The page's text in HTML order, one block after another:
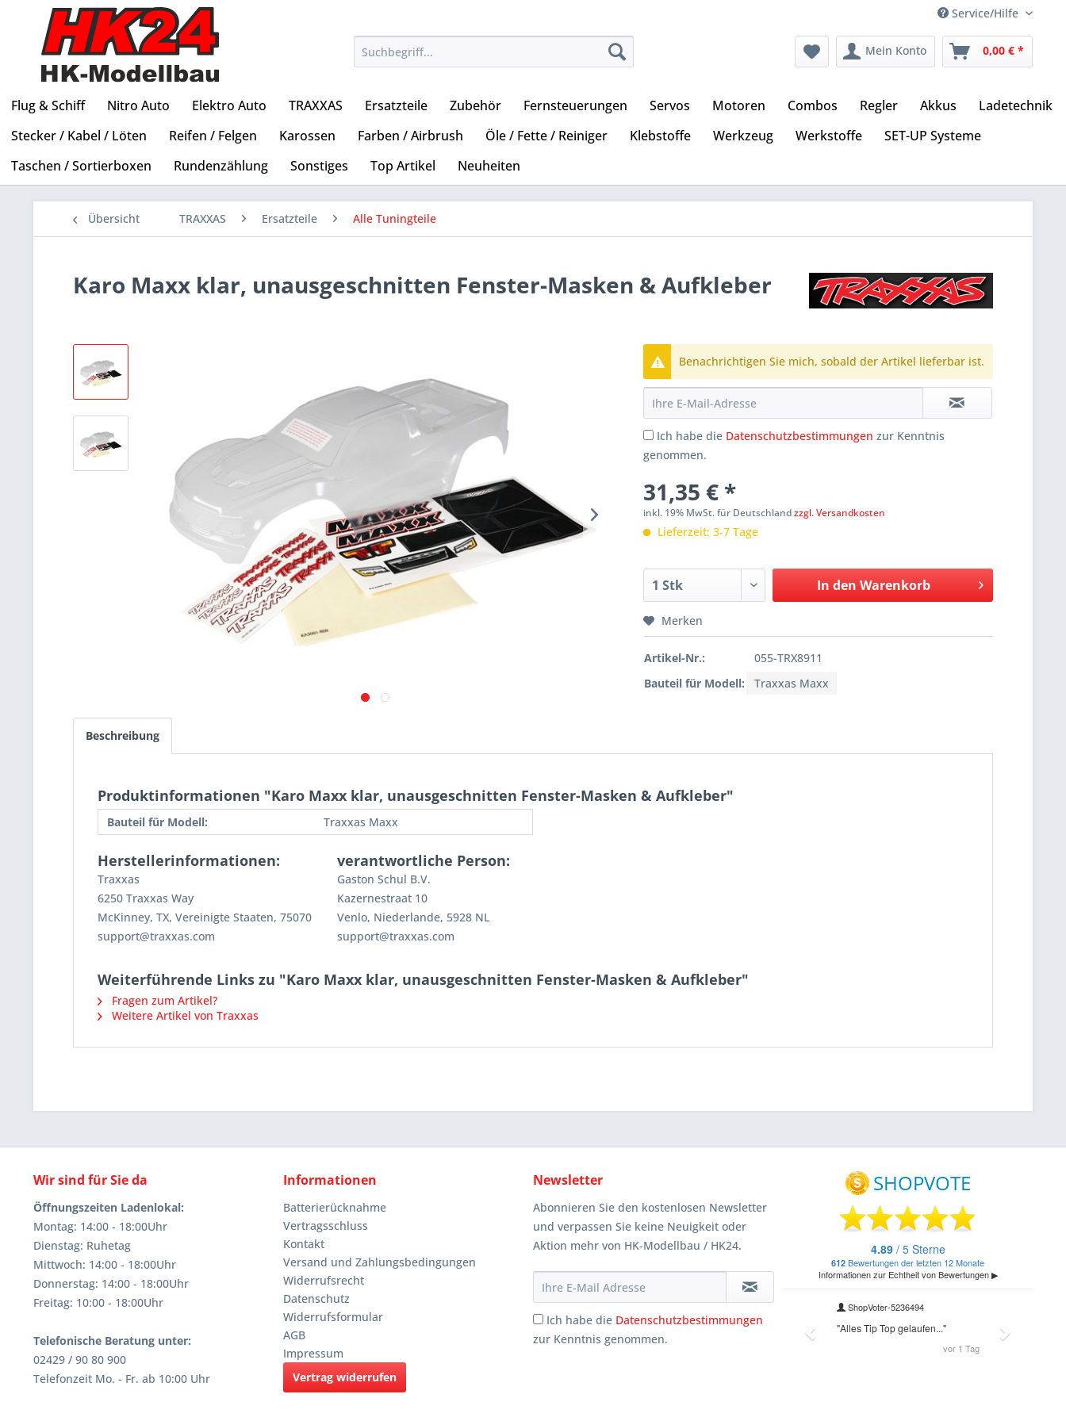
Service/Hilfe
Mein Konto 0,00 € *
Flug & Schiff Nitro Auto Elektro Auto TRAXXAS Ersatzteile Zubehör Fernsteuerungen Servos Motoren Combos Regler Akkus
Ladetechnik
Stecker / Kabel / Löten
Reifen / Felgen Karossen Farben / Airbrush Öle / Fette / Reiniger Klebstoffe Werkzeug Werkstoffe
SET-UP Systeme
Taschen / Sortierboxen
Rundenzählung Sonstiges Top Artikel Neuheiten
Übersicht TRAXXAS Ersatzteile Alle Tuningteile
Karo Maxx klar, unausgeschnitten Fenster-Masken & Aufkleber
Benachrichtigen Sie mich, sobald der Artikel lieferbar ist.
Ich habe die Datenschutzbestimmungen zur Kenntnis
genommen.
31,35 € *
inkl. 19% MwSt. für Deutschlandzzgl. Versandkosten
Lieferzeit: 3-7 Tage
In den Warenkorb
Merken
Artikel-Nr.:
055-TRX8911
Bauteil für Modell:
Traxxas Maxx
Beschreibung
Produktinformationen "Karo Maxx klar, unausgeschnitten Fenster-Masken & Aufkleber"
Bauteil für Modell: Traxxas Maxx
Herstellerinformationen:
Traxxas
6250 Traxxas Way
McKinney, TX, Vereinigte Staaten, 75070
support@traxxas.com
verantwortliche Person:
Gaston Schul B.V.
Kazernestraat 10
Venlo, Niederlande, 5928 NL
support@traxxas.com
Weiterführende Links zu "Karo Maxx klar, unausgeschnitten Fenster-Masken & Aufkleber"
Fragen zum Artikel?
Weitere Artikel von Traxxas
Wir sind für Sie da
Öffnungszeiten Ladenlokal:
Montag: 14:00 - 18:00Uhr
Dienstag: Ruhetag
Mittwoch: 14:00 - 18:00Uhr
Donnerstag: 14:00 - 18:00Uhr
Freitag: 10:00 - 18:00Uhr
Telefonische Beratung unter:
02429 / 90 80 900
Telefonzeit Mo. - Fr. ab 10:00 Uhr
Informationen
Batterierücknahme
Vertragsschluss
Kontakt
Versand und Zahlungsbedingungen
Widerrufsrecht
Datenschutz
Widerrufsformular
AGB
Impressum
Vertrag widerrufen
Newsletter
Abonnieren Sie den kostenlosen Newsletter
und verpassen Sie keine Neuigkeit oder
Aktion mehr von HK-Modellbau / HK24.
Ich habe die Datenschutzbestimmungen
zur Kenntnis genommen.